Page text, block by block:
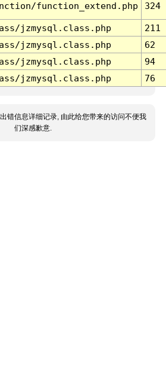
function_extend.php 324
jzmysql.class.php
211
jzmysql.class.php
62
jzmysql.class.php
94
jzmysql.class.php 76
错信息详细记录, 由此给您带来的访问不便我
们深感歉意.